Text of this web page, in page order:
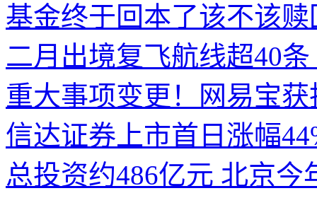
基金终于回本了该不该
二月出境复飞航线超40
重大事项变更！网易宝
信达证券上市首日涨幅
总投资约486亿元 北京今